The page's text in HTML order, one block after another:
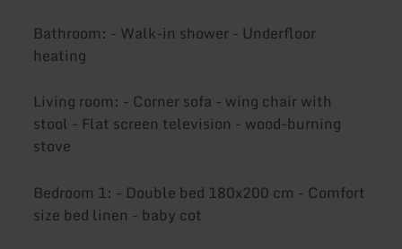
Bathroom: - Walk-in shower - Underfloor
heating
Living room: - Corner sofa - wing chair with
stool - Flat screen television - wood-burning
stove
Bedroom 1: - Double bed 180x200 cm - Comfort
size bed linen - baby cot